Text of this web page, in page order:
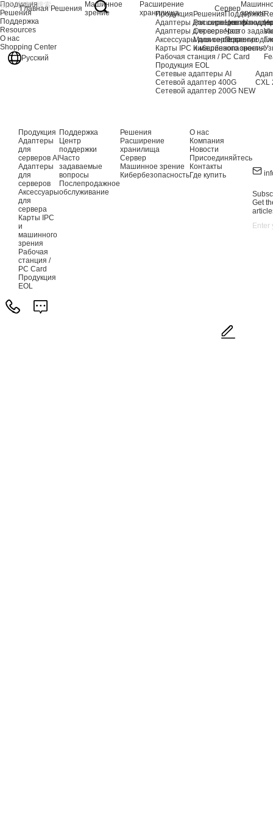
Продукция
Адаптеры для серверов AI
Адаптеры для серверов
Аксессуары для сервера
Карты IPC и машинного зрения
Рабочая станция / PC Card
Продукция EOL
Сетевые адаптеры AI
Сетевой адаптер 400G
Сетевой адаптер 200G NEW
CXL
Решения
Расширение
Сервер
Машинное зрение
Кибербезопасность
Поддержка
Центр
Часто
Продукция
Решения
Поддержка
Resources
О нас
Shopping Center
Русский
Главная Решения Машинное
зрение
Расширение
хранилища
Серверзрение
Продукция
Адаптеры
для
серверов AI
Адаптеры
для
серверов
Аксессуары
для
сервера
Карты IPC
и
машинного
зрения
Рабочая
станция /
PC Card
Продукция
EOL
Поддержка
Центр
поддержки
Часто
задаваемые
вопросы
Послепродажное
обслуживание
Решения
Расширение
хранилища
Сервер
Машинное зрение
Кибербезопасность
О нас
Компания
Новости
Присоединяйтесь
Контакты
Где купить
Get